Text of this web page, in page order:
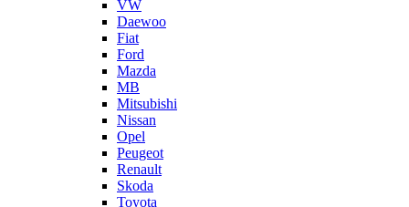
VW
Daewoo
Fiat
Ford
Mazda
MB
Mitsubishi
Nissan
Opel
Peugeot
Renault
Skoda
Toyota